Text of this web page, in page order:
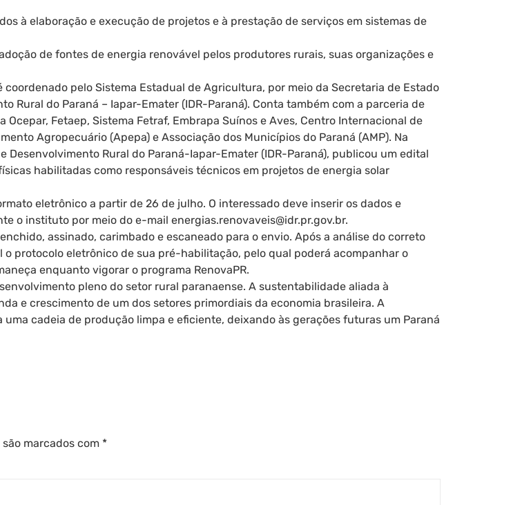
à elaboração e execução de projetos e à prestação de serviços em sistemas de
de fontes de energia renovável pelos produtores rurais, suas organizações e
pelo Sistema Estadual de Agricultura, por meio da Secretaria de Estado
do Paraná – Iapar-Emater (IDR-Paraná). Conta também com a parceria de
Fetaep, Sistema Fetraf, Embrapa Suínos e Aves, Centro Internacional de
Agropecuário (Apepa) e Associação dos Municípios do Paraná (AMP). Na
Rural do Paraná-Iapar-Emater (IDR-Paraná), publicou um edital
habilitadas como responsáveis técnicos em projetos de energia solar
eletrônico a partir de 26 de julho. O interessado deve inserir os dados e
o instituto por meio do e-mail energias.renovaveis@idr.pr.gov.br.
assinado, carimbado e escaneado para o envio. Após a análise do correto
protocolo eletrônico de sua pré-habilitação, pelo qual poderá acompanhar o
enquanto vigorar o programa RenovaPR.
pleno do setor rural paranaense. A sustentabilidade aliada à
e crescimento de um dos setores primordiais da economia brasileira. A
cadeia de produção limpa e eficiente, deixando às gerações futuras um Paraná
marcados com *